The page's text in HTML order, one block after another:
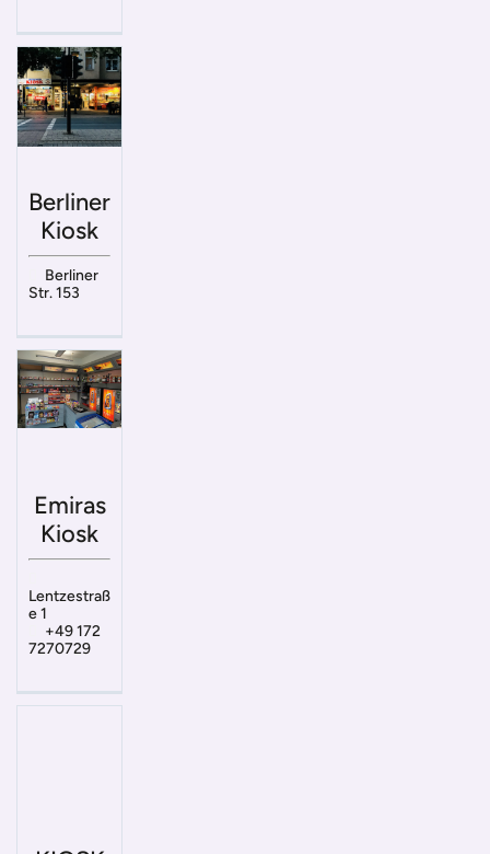
Berliner
Kiosk
Berliner
Str. 153
Emiras
Kiosk
Lentzestraß
e 1
+49 172
7270729